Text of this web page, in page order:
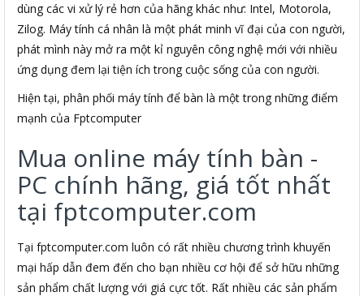
dùng các vi xử lý rẻ hơn của hãng khác như: Intel, Motorola,
Zilog. Máy tính cá nhân là một phát minh vĩ đại của con người,
phát mình này mở ra một kỉ nguyên công nghệ mới với nhiều
ứng dụng đem lại tiện ích trong cuộc sống của con người.
Hiện tại, phân phối máy tính để bàn là một trong những điểm
mạnh của Fptcomputer
Mua online máy tính bàn -
PC chính hãng, giá tốt nhất
tại fptcomputer.com
Tại fptcomputer.com luôn có rất nhiều chương trình khuyến
mại hấp dẫn đem đến cho bạn nhiều cơ hội để sở hữu những
sản phẩm chất lượng với giá cực tốt. Rất nhiều các sản phẩm